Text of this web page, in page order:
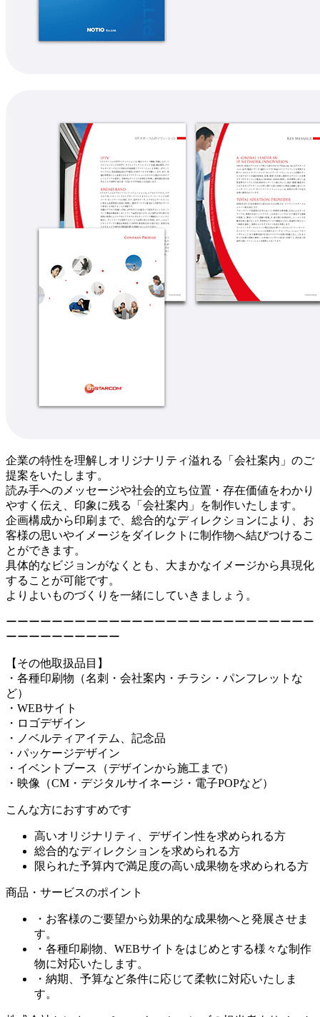
企業の特性を理解しオリジナリティ溢れる「会社案内」のご
提案をいたします。
読み手へのメッセージや社会的立ち位置・存在価値をわかり
やすく伝え、印象に残る「会社案内」を制作いたします。
企画構成から印刷まで、総合的なディレクションにより、お
客様の思いやイメージをダイレクトに制作物へ結びつけるこ
とができます。
具体的なビジョンがなくとも、大まかなイメージから具現化
することが可能です。
よりよいものづくりを一緒にしていきましょう。
ーーーーーーーーーーーーーーーーーーーーーーーーーーー
ーーーーーーーーーー
【その他取扱品目】
・各種印刷物（名刺・会社案内・チラシ・パンフレットな
ど）
・WEBサイト
・ロゴデザイン
・ノベルティアイテム、記念品
・パッケージデザイン
・イベントブース（デザインから施工まで）
・映像（CM・デジタルサイネージ・電子POPなど）
こんな方におすすめです
高いオリジナリティ、デザイン性を求められる方
総合的なディレクションを求められる方
限られた予算内で満足度の高い成果物を求められる方
商品・サービスのポイント
・お客様のご要望から効果的な成果物へと発展させま
す。
・各種印刷物、WEBサイトをはじめとする様々な制作
物に対応いたします。
・納期、予算など条件に応じて柔軟に対応いたしま
す。